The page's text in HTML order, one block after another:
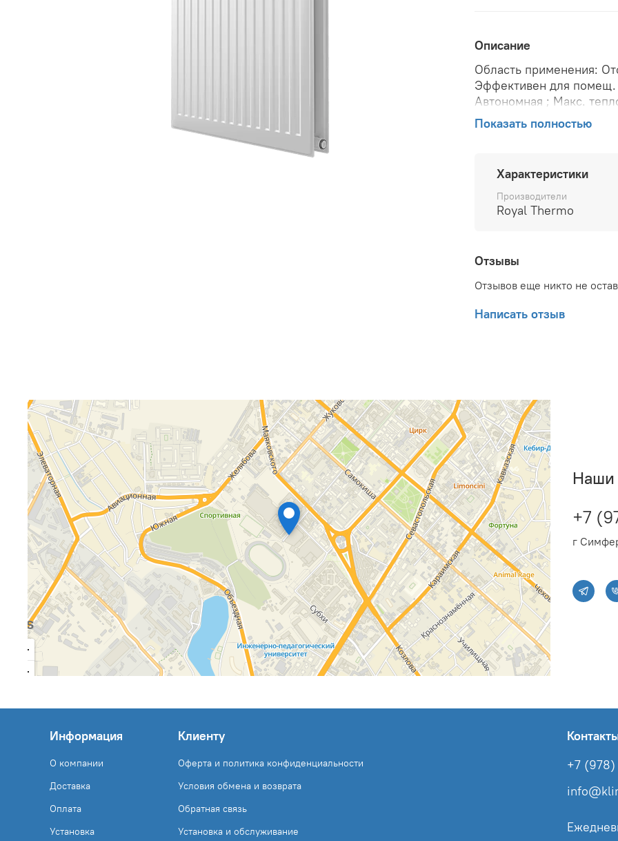
Описание
Область применения:
Эффективен для помещ.
Автономная ; Макс.
рабочее давление: 10
при Δt 70: 4070 Вт;
Межосевое
воды в радиаторе:
подключения: Боковое ;
Глубина упаковки
документ: Гарантийный
Показать полностью
Характеристики
Производители
Royal Thermo
Отзывы
Отзывов еще никто не
Написать отзыв
Наши
+7
г
Информация
О компании
Доставка
Оплата
Установка
Клиенту
Оферта и политика конфиденциальности
Условия обмена и возврата
Обратная связь
Установка и обслуживание
+7 (978)